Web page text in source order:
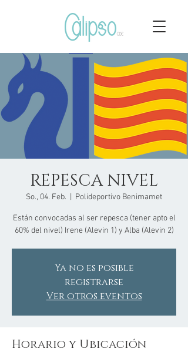
REPESCA NIVEL
So., 04. Feb. Polideportivo Benimamet
Están convocadas al ser repesca (tener apto el
60% del nivel) Irene (Alevin 1) y Alba (Alevin 2)
Ya no es posible
registrarse
Ver otros eventos
Horario y Ubicación